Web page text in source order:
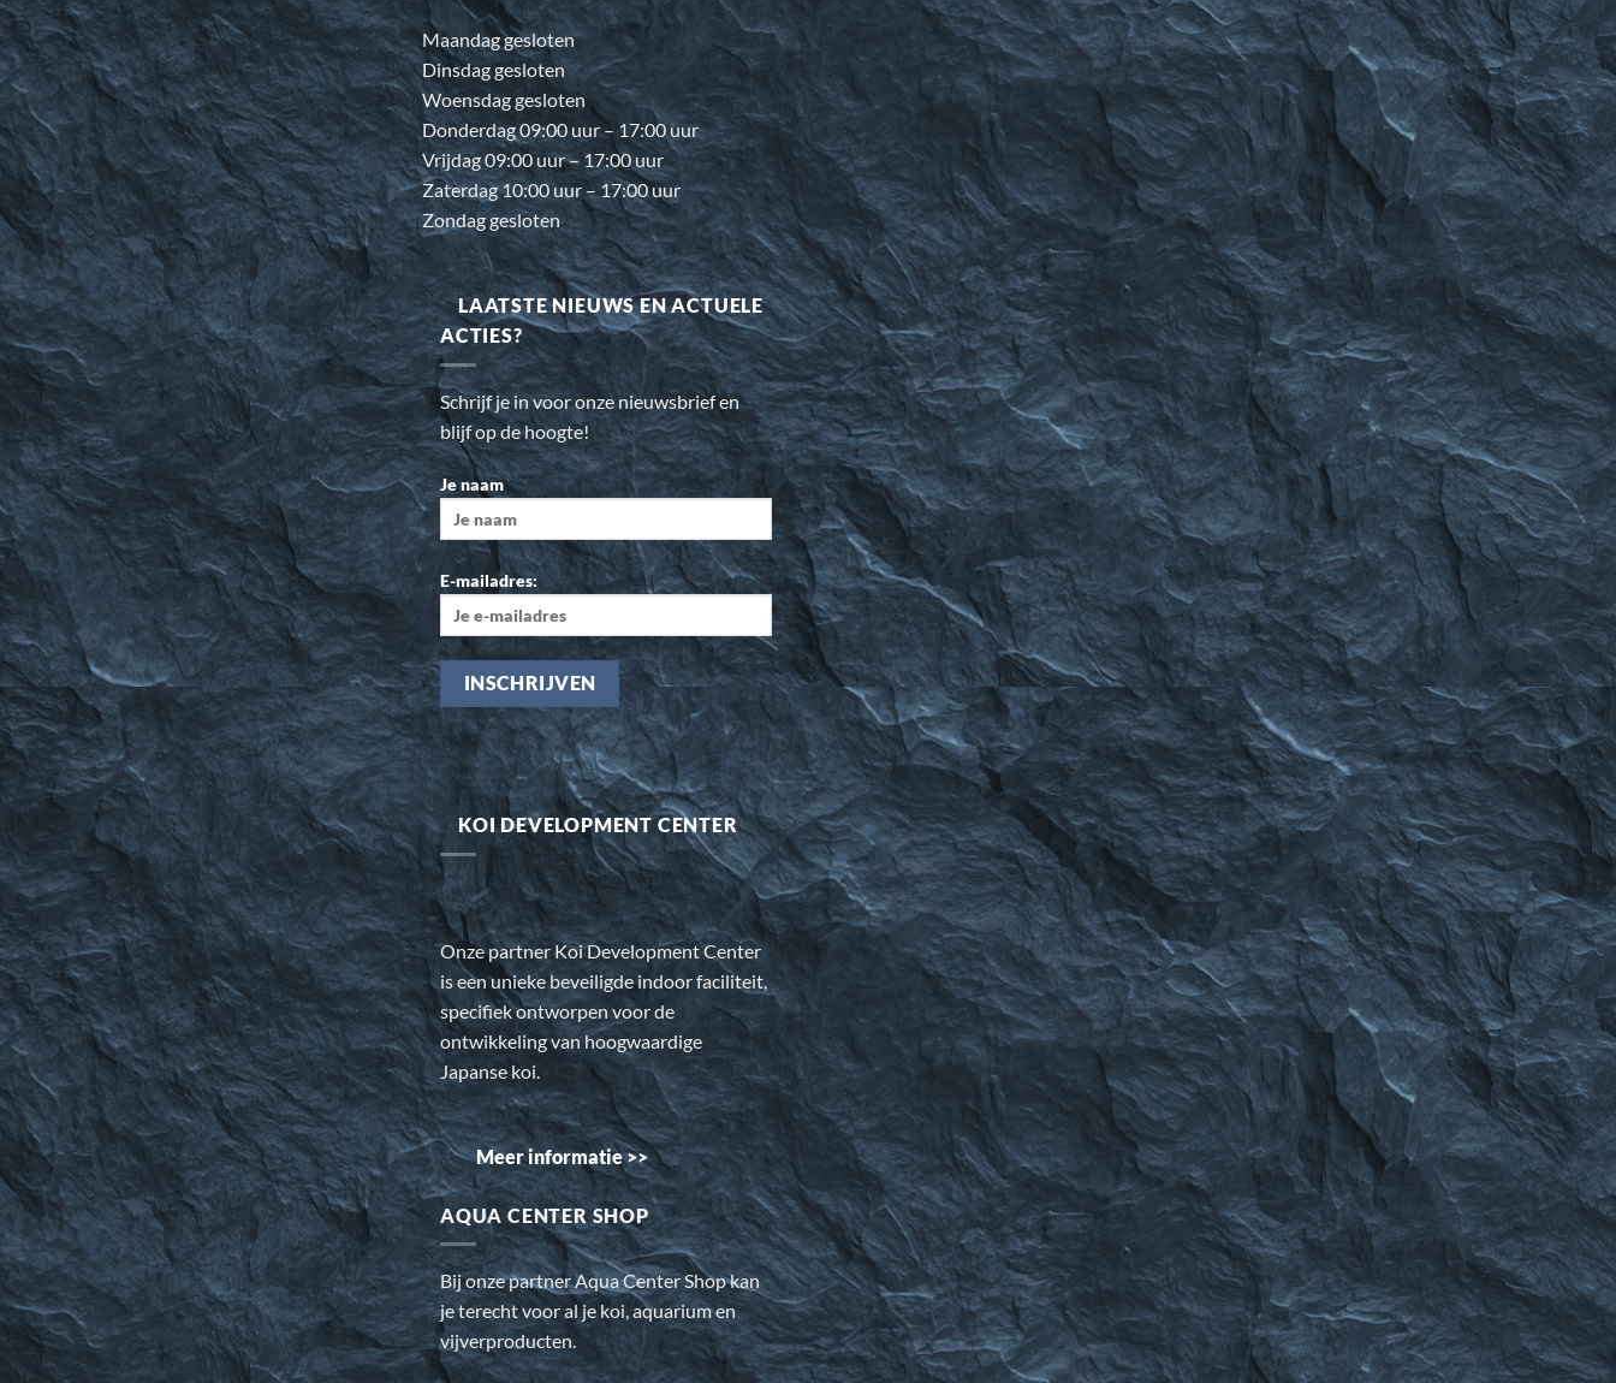
Maandag gesloten
Dinsdag gesloten
Woensdag gesloten
Donderdag 09:00 uur – 17:00 uur
Vrijdag 09:00 uur – 17:00 uur
Zaterdag 10:00 uur – 17:00 uur
Zondag gesloten
LAATSTE NIEUWS EN ACTUELE
ACTIES?
Schrijf je in voor onze nieuwsbrief en
blijf op de hoogte!
Je naam
E-mailadres:
KOI DEVELOPMENT CENTER
Onze partner Koi Development Center
is een unieke beveiligde indoor faciliteit,
specifiek ontworpen voor de
ontwikkeling van hoogwaardige
Japanse koi.
Meer informatie >>
AQUA CENTER SHOP
Bij onze partner Aqua Center Shop kan
je terecht voor al je koi, aquarium en
vijverproducten.